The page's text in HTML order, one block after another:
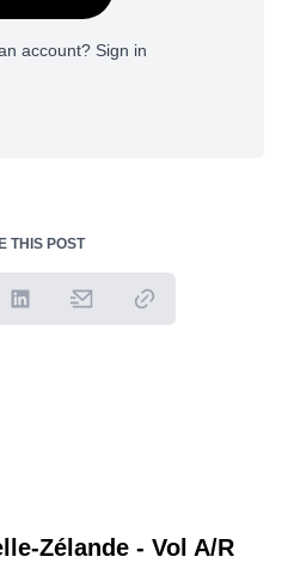
account? Sign in
THIS POST
Zélande - Vol A/R